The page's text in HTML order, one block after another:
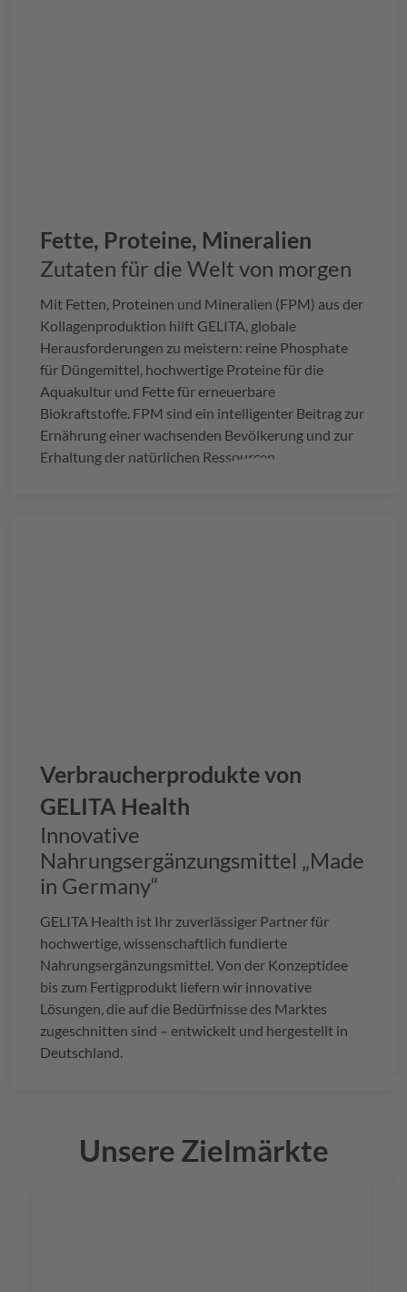
Fette, Proteine, Mineralien
Zutaten für die Welt von morgen
Mit Fetten, Proteinen und Mineralien (FPM) aus der
Kollagenproduktion hilft GELITA, globale
Herausforderungen zu meistern: reine Phosphate
für Düngemittel, hochwertige Proteine für die
Aquakultur und Fette für erneuerbare
Biokraftstoffe. FPM sind ein intelligenter Beitrag zur
Ernährung einer wachsenden Bevölkerung und zur
Erhaltung der natürlichen Ressourcen.
Verbraucherprodukte von
GELITA Health
Innovative
Nahrungsergänzungsmittel „Made
in Germany“
GELITA Health ist Ihr zuverlässiger Partner für
hochwertige, wissenschaftlich fundierte
Nahrungsergänzungsmittel. Von der Konzeptidee
bis zum Fertigprodukt liefern wir innovative
Lösungen, die auf die Bedürfnisse des Marktes
zugeschnitten sind – entwickelt und hergestellt in
Deutschland.
Unsere Zielmärkte